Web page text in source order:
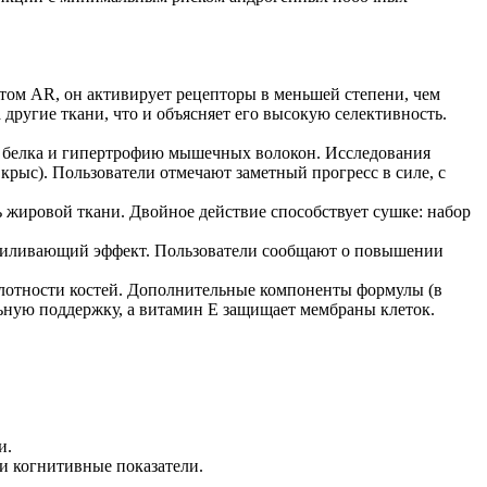
AR, он активирует рецепторы в меньшей степени, чем
ткани, что и объясняет его высокую селективность.
и гипертрофию мышечных волокон. Исследования
Пользователи отмечают заметный прогресс в силе, с
ткани. Двойное действие способствует сушке: набор
эффект. Пользователи сообщают о повышении
костей. Дополнительные компоненты формулы (в
поддержку, а витамин E защищает мембраны клеток.
когнитивные показатели.